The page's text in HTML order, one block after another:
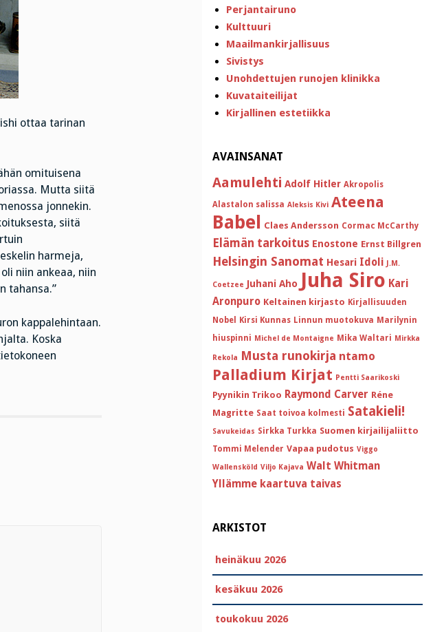
ottaa tarinan
omituisena
Mutta siitä
jonnekin.
siitä
harmeja,
niin ankeaa, niin
tahansa.”
kappalehintaan.
Koska
Perjantairuno
Kulttuuri
Maailmankirjallisuus
Sivistys
Unohdettujen runojen klinikka
Kuvataiteilijat
Kirjallinen estetiikka
AVAINSANAT
Aamulehti Adolf Hitler Akropolis
Alastalon salissa Aleksis Kivi Ateena
Babel Claes Andersson Cormac McCarthy
Elämän tarkoitus Enostone Ernst Billgren
Helsingin Sanomat Hesari Idoli J.M.
Coetzee Juhani Aho Juha Siro Kari
Aronpuro Keltainen kirjasto Kirjallisuuden
Nobel
Kirsi Kunnas Linnun muotokuva Marilynin
hiuspinni Michel de Montaigne Mika Waltari Mirkka
Rekola Musta runokirja ntamo
Palladium Kirjat Pentti Saarikoski
Pyynikin Trikoo Raymond Carver Réne
Magritte Saat toivoa kolmesti Satakieli!
Savukeidas Sirkka Turkka Suomen kirjailijaliitto
Tommi Melender Vapaa pudotus Viggo
Wallensköld Viljo Kajava Walt Whitman
Yllämme kaartuva taivas
ARKISTOT
heinäkuu 2026
kesäkuu 2026
toukokuu 2026